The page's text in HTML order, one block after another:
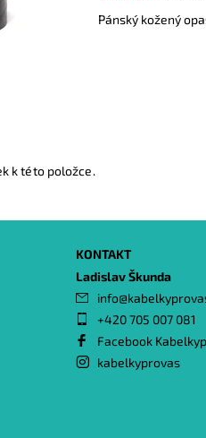
Pánský kožený
k této položce.
KONTAKT
Ladislav Škunda
info@
+420 705 007 081
Facebook
kabelkyprovas